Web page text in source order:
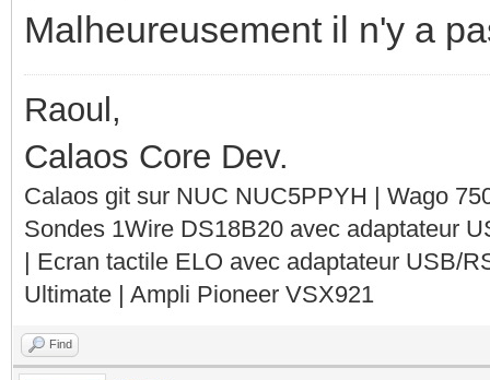
Malheureusement il n'y a
Raoul,
Calaos Core Dev.
Calaos git sur NUC NUC5PPYH | Wago
Sondes 1Wire DS18B20 avec adaptateur
| Ecran tactile ELO avec adaptateur USB/
Ultimate | Ampli Pioneer VSX921
Find